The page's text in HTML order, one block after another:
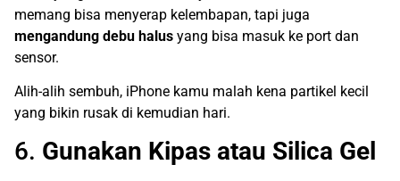
memang bisa menyerap kelembapan, tapi juga
mengandung debu halus yang bisa masuk ke port dan
sensor.
Alih-alih sembuh, iPhone kamu malah kena partikel kecil
yang bikin rusak di kemudian hari.
6. Gunakan Kipas atau Silica Gel